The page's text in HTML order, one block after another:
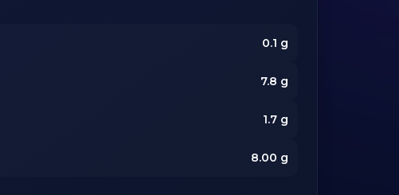
0.1 g
7.8 g
1.7 g
8.00 g